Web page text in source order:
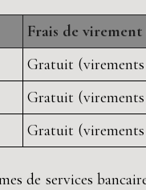
Frais de
Gratuit (virements
Gratuit
Gratuit
de services